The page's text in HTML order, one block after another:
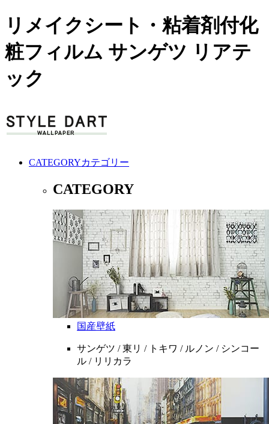
リメイクシート・粘着剤付化
粧フィルム サンゲツ リアテ
ック
CATEGORYカテゴリー
CATEGORY
国産壁紙
サンゲツ / 東リ / トキワ / ルノン / シンコー
ル / リリカラ